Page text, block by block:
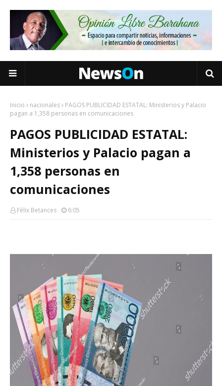
Inicio nacionales
PAGOS PUBLICIDAD ESTATAL: Ministerios y Palacio
pagan a 1,358 personas en comunicaciones
PAGOS PUBLICIDAD ESTATAL:
Ministerios y Palacio pagan a
1,358 personas en
comunicaciones
Félix Betances 6:05